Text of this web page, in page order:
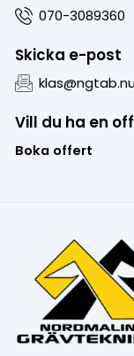
070-3089360
Skicka e-post
Vill du ha en
Boka offert